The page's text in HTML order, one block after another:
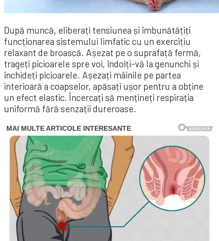
După muncă, eliberați tensiunea și îmbunătățiți
funcționarea sistemului limfatic cu un exercițiu
relaxant de broască. Așezat pe o suprafață fermă,
trageți picioarele spre voi, îndoiți-vă la genunchi și
închideți picioarele. Așezați mâinile pe partea
interioară a coapselor, apăsați ușor pentru a obține
un efect elastic. Încercați să mențineți respirația
uniformă fără senzații dureroase.